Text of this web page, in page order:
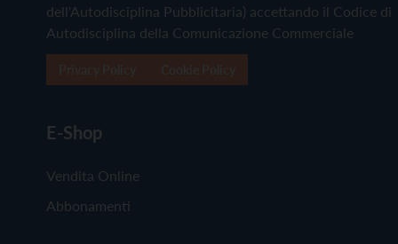
dell'Autodisciplina Pubblicitaria) accettando il Codice di
Autodisciplina della Comunicazione Commerciale
E-Shop
Vendita Online
Abbonamenti